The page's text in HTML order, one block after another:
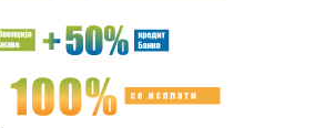
ko je Baba: "Vidim da ga svi hvale"
dan, 7. avgust